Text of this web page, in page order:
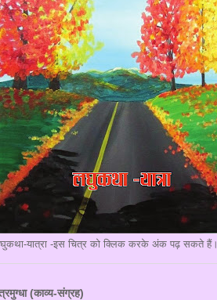
यात्रा -इस चित्र को क्लिक करके अंक पढ़ सकते हैं।
(काव्य-संग्रह)